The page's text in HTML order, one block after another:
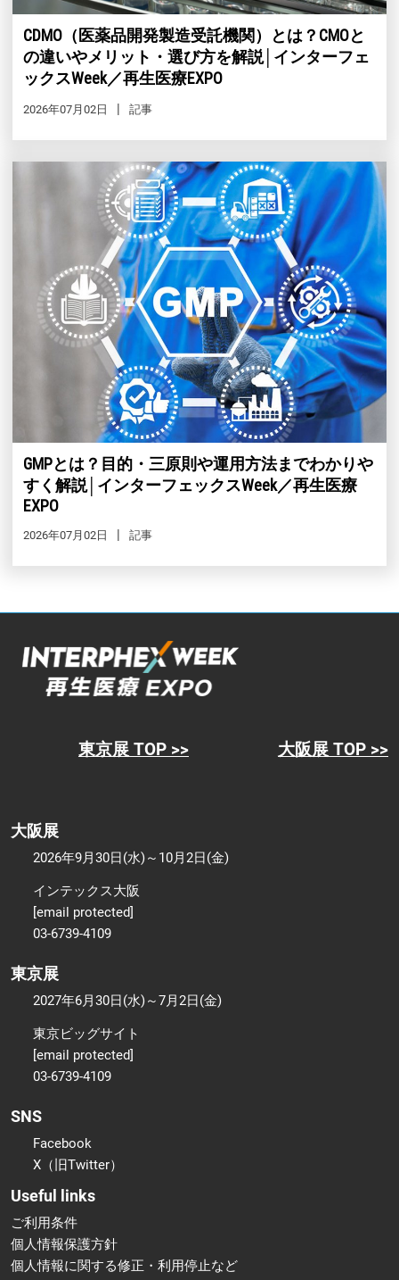
CDMO（医薬品開発製造受託機関）とは？CMOと
の違いやメリット・選び方を解説│インターフェ
ックスWeek／再生医療EXPO
2026年07月02日 記事
GMPとは？目的・三原則や運用方法までわかりや
すく解説│インターフェックスWeek／再生医療
EXPO
2026年07月02日 記事
東京展 TOP >> 大阪展 TOP >>
大阪展
2026年9月30日(水)～10月2日(金)
インテックス大阪
[email protected]
03-6739-4109
東京展
2027年6月30日(水)～7月2日(金)
東京ビッグサイト
[email protected]
03-6739-4109
SNS
Facebook
X（旧Twitter）
Useful links
ご利用条件
個人情報保護方針
個人情報に関する修正・利用停止など